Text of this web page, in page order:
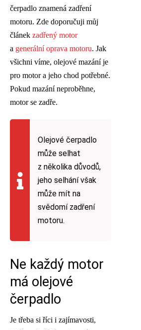
čerpadlo znamená zadření
motoru. Zde doporučuji můj
článek zadřený motor
a generální oprava motoru. Jak
všichni víme, olejové mazání je
pro motor a jeho chod potřebné.
Pokud mazání neproběhne,
motor se zadře.
Olejové čerpadlo
může selhat
z několika důvodů,
jeho selhání však
může mít na
svědomí zadření
motoru.
Ne každý motor
má olejové
čerpadlo
Je třeba si říci i zajímavosti,